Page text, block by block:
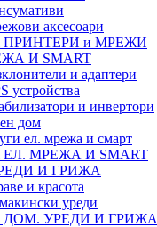
аксесоари
ПРИНТЕРИ и МРЕЖИ
И SMART
и адаптери
устройства
и инвертори
дом
ел. мрежа и смарт
ЕЛ. МРЕЖА И SMART
И ГРИЖА
и красота
уреди
ДОМ. УРЕДИ И ГРИЖА